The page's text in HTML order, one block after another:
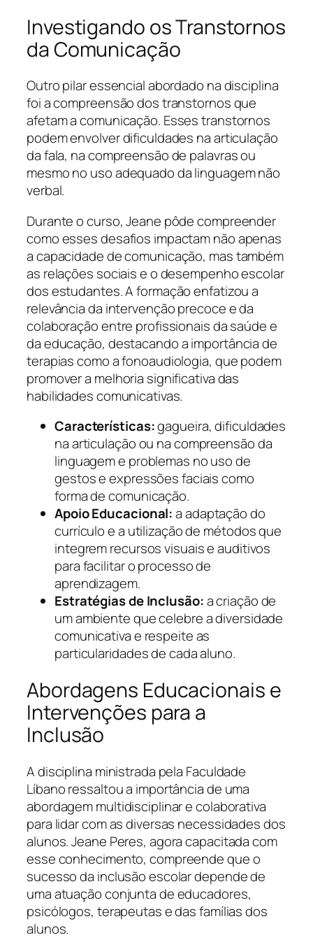
Investigando os Transtornos
da Comunicação
Outro pilar essencial abordado na disciplina
foi a compreensão dos transtornos que
afetam a comunicação. Esses transtornos
podem envolver dificuldades na articulação
da fala, na compreensão de palavras ou
mesmo no uso adequado da linguagem não
verbal.
Durante o curso, Jeane pôde compreender
como esses desafios impactam não apenas
a capacidade de comunicação, mas também
as relações sociais e o desempenho escolar
dos estudantes. A formação enfatizou a
relevância da intervenção precoce e da
colaboração entre profissionais da saúde e
da educação, destacando a importância de
terapias como a fonoaudiologia, que podem
promover a melhoria significativa das
habilidades comunicativas.
Características:gagueira, dificuldades
na articulação ou na compreensão da
linguagem e problemas no uso de
gestos e expressões faciais como
forma de comunicação.
Apoio Educacional:a adaptação do
currículo e a utilização de métodos que
integrem recursos visuais e auditivos
para facilitar o processo de
aprendizagem.
Estratégias de Inclusão:a criação de
um ambiente que celebre a diversidade
comunicativa e respeite as
particularidades de cada aluno.
Abordagens Educacionais e
Intervenções para a
Inclusão
A disciplina ministrada pela Faculdade
Líbano ressaltou a importância de uma
abordagem multidisciplinar e colaborativa
para lidar com as diversas necessidades dos
alunos. Jeane Peres, agora capacitada com
esse conhecimento, compreende que o
sucesso da inclusão escolar depende de
uma atuação conjunta de educadores,
psicólogos, terapeutas e das famílias dos
alunos.